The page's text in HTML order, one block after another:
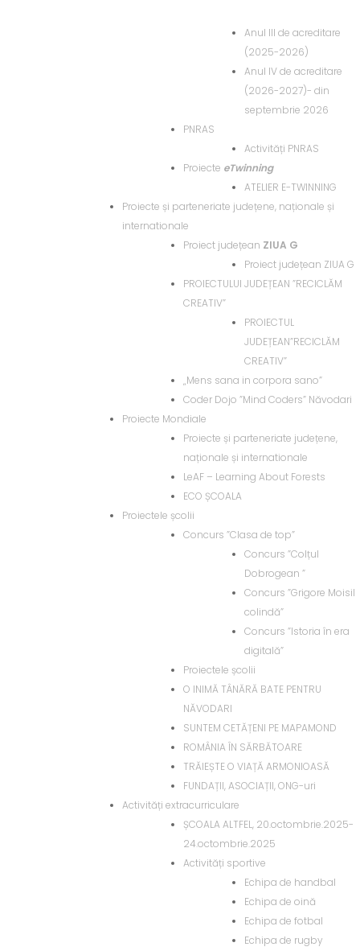
Anul III de acreditare
(2025-2026)
Anul IV de acreditare
(2026-2027)- din
septembrie 2026
PNRAS
Activități PNRAS
Proiecte eTwinning
ATELIER E-TWINNING
Proiecte și parteneriate județene, naționale și
internationale
Proiect județean ZIUA G
Proiect județean ZIUA G
PROIECTULUI JUDEȚEAN ”RECICLĂM
CREATIV”
PROIECTUL
JUDEȚEAN”RECICLĂM
CREATIV”
„Mens sana in corpora sano”
Coder Dojo ”Mind Coders” Năvodari
Proiecte Mondiale
Proiecte și parteneriate județene,
naționale și internationale
LeAF – Learning About Forests
ECO ȘCOALA
Proiectele școlii
Concurs ”Clasa de top”
Concurs ”Colțul
Dobrogean ”
Concurs ”Grigore Moisil
colindă”
Concurs ”Istoria în era
digitală”
Proiectele școlii
O INIMĂ TÂNĂRĂ BATE PENTRU
NĂVODARI
SUNTEM CETĂȚENI PE MAPAMOND
ROMÂNIA ÎN SĂRBĂTOARE
TRĂIEȘTE O VIAȚĂ ARMONIOASĂ
FUNDAȚII, ASOCIAȚII, ONG-uri
Activități extracurriculare
ȘCOALA ALTFEL, 20.octombrie.2025-
24.octombrie.2025
Activități sportive
Echipa de handbal
Echipa de oină
Echipa de fotbal
Echipa de rugby